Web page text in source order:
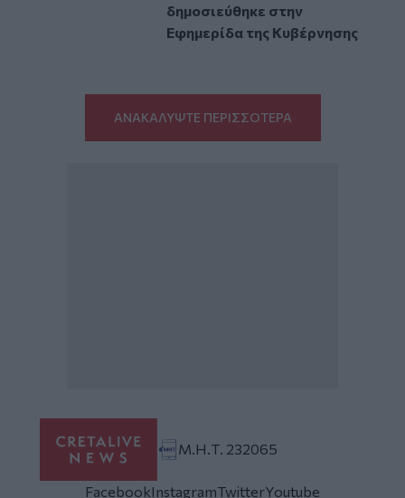
δημοσιεύθηκε στην
Εφημερίδα της Κυβέρνησης
ΑΝΑΚΑΛΥΨΤΕ ΠΕΡΙΣΣΟΤΕΡΑ
Μ.Η.Τ. 232065
FacebookInstagramTwitterYoutube